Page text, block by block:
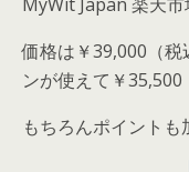
価格は￥39,000（
ンが使えて￥35,500
もちろんポイントも